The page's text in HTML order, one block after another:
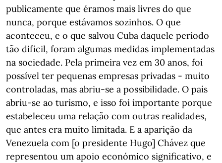
publicamente que éramos mais livres do que
nunca, porque estávamos sozinhos. O que
aconteceu, e o que salvou Cuba daquele período
tão difícil, foram algumas medidas implementadas
na sociedade. Pela primeira vez em 30 anos, foi
possível ter pequenas empresas privadas - muito
controladas, mas abriu-se a possibilidade. O país
abriu-se ao turismo, e isso foi importante porque
estabeleceu uma relação com outras realidades,
que antes era muito limitada. E a aparição da
Venezuela com [o presidente Hugo] Chávez que
representou um apoio económico significativo, e